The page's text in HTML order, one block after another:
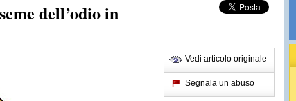
dell’odio in
Vedi articolo originale
Segnala un abuso